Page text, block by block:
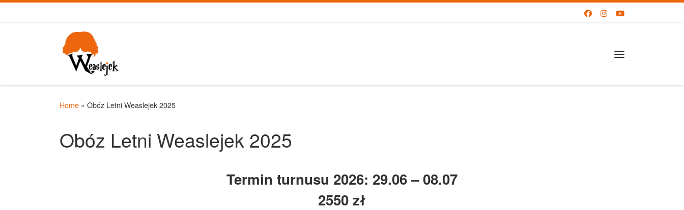
Home » Obóz Letni Weaslejek 2025
Obóz Letni Weaslejek 2025
Termin turnusu 2026: 29.06 – 08.07
2550 zł